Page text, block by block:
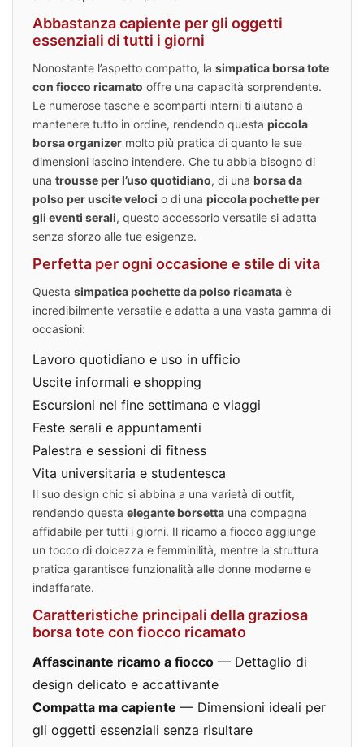
Abbastanza capiente per gli oggetti
essenziali di tutti i giorni
Nonostante l’aspetto compatto, la simpatica borsa tote
con fiocco ricamato offre una capacità sorprendente.
Le numerose tasche e scomparti interni ti aiutano a
mantenere tutto in ordine, rendendo questa piccola
borsa organizer molto più pratica di quanto le sue
dimensioni lascino intendere. Che tu abbia bisogno di
una trousse per l’uso quotidiano, di una borsa da
polso per uscite veloci o di una piccola pochette per
gli eventi serali, questo accessorio versatile si adatta
senza sforzo alle tue esigenze.
Perfetta per ogni occasione e stile di vita
Questa simpatica pochette da polso ricamata è
incredibilmente versatile e adatta a una vasta gamma di
occasioni:
Lavoro quotidiano e uso in ufficio
Uscite informali e shopping
Escursioni nel fine settimana e viaggi
Feste serali e appuntamenti
Palestra e sessioni di fitness
Vita universitaria e studentesca
Il suo design chic si abbina a una varietà di outfit,
rendendo questa elegante borsetta una compagna
affidabile per tutti i giorni. Il ricamo a fiocco aggiunge
un tocco di dolcezza e femminilità, mentre la struttura
pratica garantisce funzionalità alle donne moderne e
indaffarate.
Caratteristiche principali della graziosa
borsa tote con fiocco ricamato
Affascinante ricamo a fiocco — Dettaglio di
design delicato e accattivante
Compatta ma capiente — Dimensioni ideali per
gli oggetti essenziali senza risultare